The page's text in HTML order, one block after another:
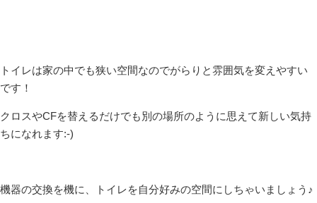
トイレは家の中でも狭い空間なのでがらりと雰囲気を変えやすい
です！
クロスやCFを替えるだけでも別の場所のように思えて新しい気持
ちになれます:-)
機器の交換を機に、トイレを自分好みの空間にしちゃいましょう♪